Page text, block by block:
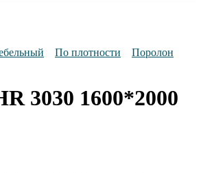
По плотности
Поролон
3030 1600*2000